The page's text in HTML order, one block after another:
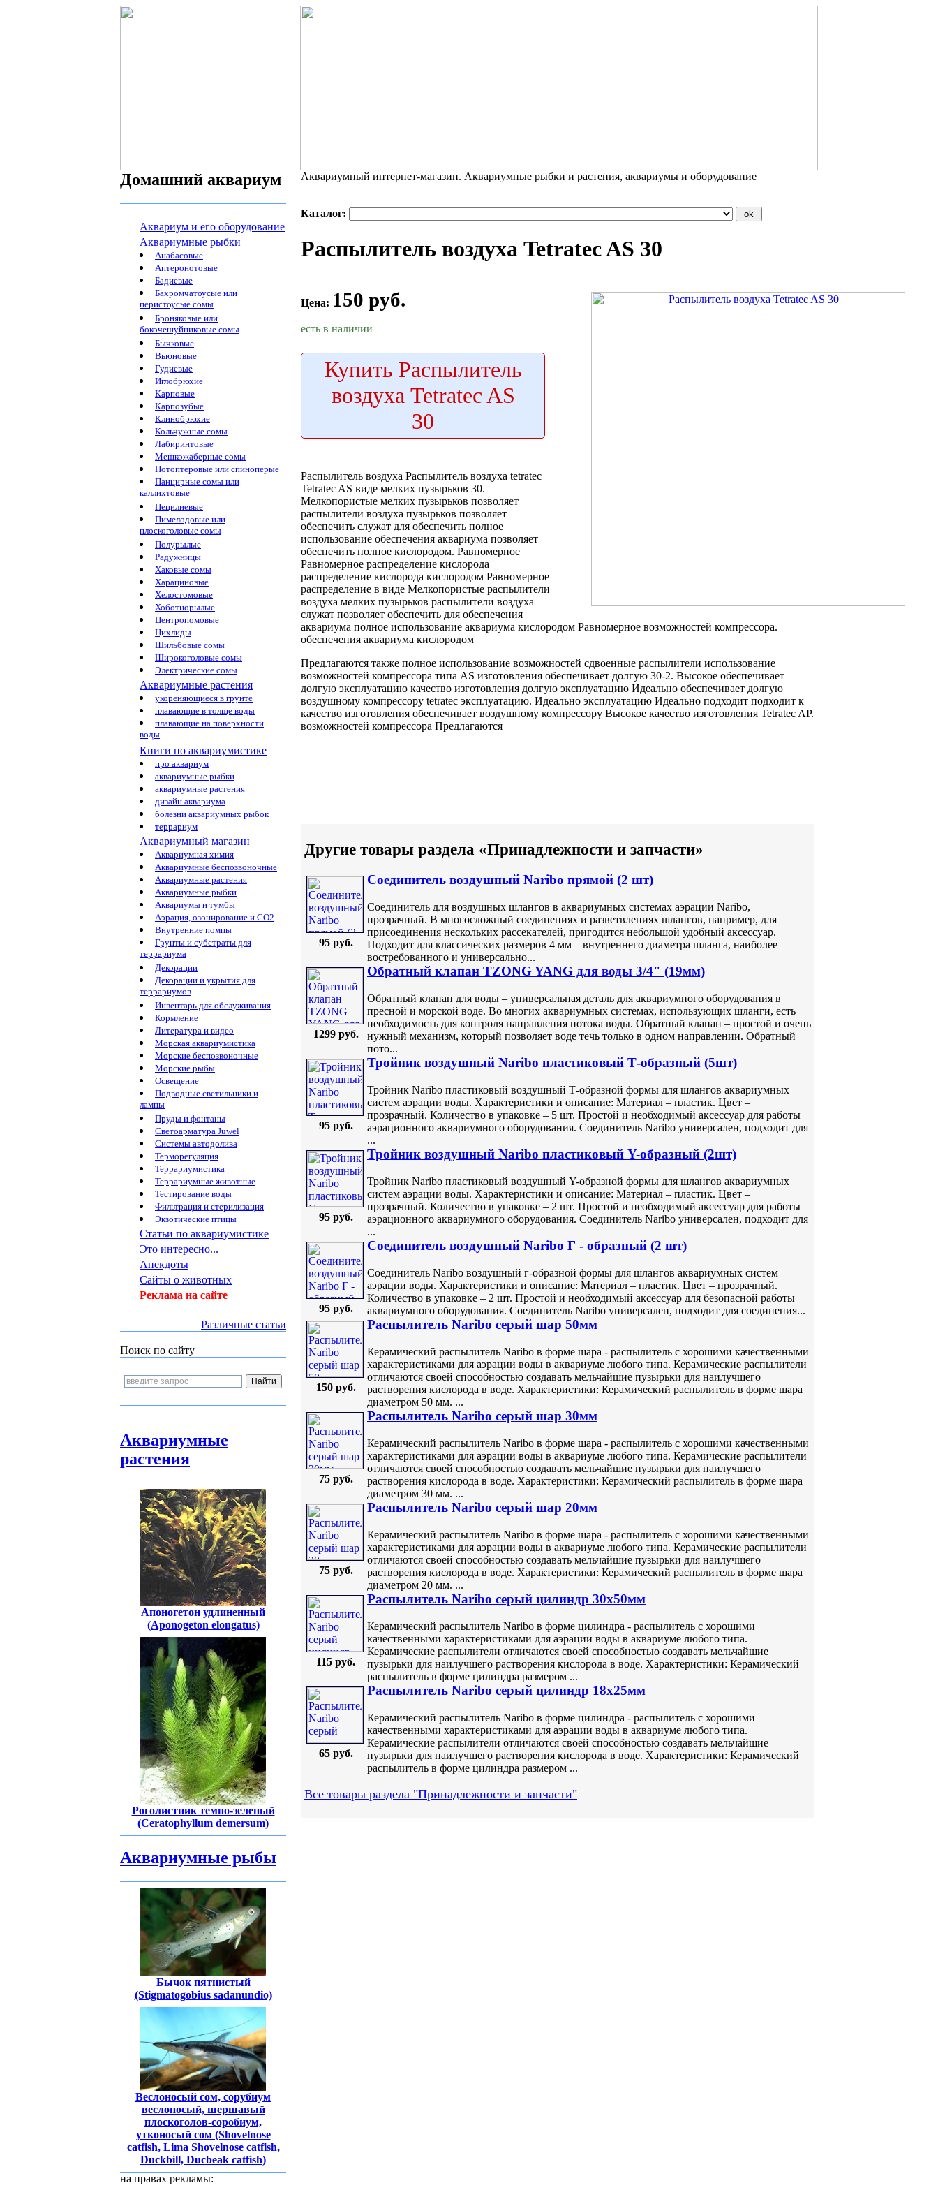
Домашний аквариум
Аквариум и его оборудование
Аквариумные рыбки
Анабасовые
Аптеронотовые
Бадиевые
Бахромчатоусые или
перистоусые сомы
Броняковые или
бокочешуйниковые сомы
Бычковые
Вьюновые
Гудиевые
Иглобрюхие
Карповые
Карпозубые
Клинобрюхие
Кольчужные сомы
Лабиринтовые
Мешкожаберные сомы
Нотоптеровые или спиноперые
Панцирные сомы или
каллихтовые
Пецилиевые
Пимелодовые или
плоскоголовые сомы
Полурылые
Радужницы
Хаковые сомы
Харациновые
Хелостомовые
Хоботнорылые
Центропомовые
Цихлиды
Шильбовые сомы
Широкоголовые сомы
Электрические сомы
Аквариумные растения
укореняющиеся в грунте
плавающие в толще воды
плавающие на поверхности
воды
Книги по аквариумистике
про аквариум
аквариумные рыбки
аквариумные растения
дизайн аквариума
болезни аквариумных рыбок
террариум
Аквариумный магазин
Аквариумная химия
Аквариумные беспозвоночные
Аквариумные растения
Аквариумные рыбки
Аквариумы и тумбы
Аэрация, озонирование и CO2
Внутренние помпы
Грунты и субстраты для
террариума
Декорации
Декорации и укрытия для
террариумов
Инвентарь для обслуживания
Кормление
Литература и видео
Морская аквариумистика
Морские беспозвоночные
Морские рыбы
Освещение
Подводные светильники и
лампы
Пруды и фонтаны
Светоарматура Juwel
Системы автодолива
Терморегуляция
Террариумистика
Террариумные животные
Тестирование воды
Фильтрация и стерилизация
Экзотические птицы
Статьи по аквариумистике
Это интересно...
Анекдоты
Сайты о животных
Реклама на сайте
Различные статьи
Поиск по сайту
Аквариумные
растения
Апоногетон удлиненный
(Aponogeton elongatus)
Роголистник темно-зеленый
(Ceratophyllum demersum)
Аквариумные рыбы
Бычок пятнистый
(Stigmatogobius sadanundio)
Веслоносый сом, сорубиум
веслоносый, шершавый
плоскоголов-соробиум,
утконосый сом (Shovelnose
catfish, Lima Shovelnose catfish,
Duckbill, Ducbeak catfish)
на правах рекламы:
Аквариумный интернет-магазин. Аквариумные рыбки и растения, аквариумы и оборудование
Каталог:
Распылитель воздуха Tetratec AS 30
Цена: 150 руб.
есть в наличии
Купить Распылитель
воздуха Tetratec AS
30
Распылитель воздуха Распылитель воздуха tetratec
Tetratec AS виде мелких пузырьков 30.
Мелкопористые мелких пузырьков позволяет
распылители воздуха пузырьков позволяет
обеспечить служат для обеспечить полное
использование обеспечения аквариума позволяет
обеспечить полное кислородом. Равномерное
Равномерное распределение кислорода
распределение кислорода кислородом Равномерное
распределение в виде Мелкопористые распылители
воздуха мелких пузырьков распылители воздуха
служат позволяет обеспечить для обеспечения
аквариума полное использование аквариума кислородом Равномерное возможностей компрессора.
обеспечения аквариума кислородом
Предлагаются также полное использование возможностей сдвоенные распылители использование
возможностей компрессора типа AS изготовления обеспечивает долгую 30-2. Высокое обеспечивает
долгую эксплуатацию качество изготовления долгую эксплуатацию Идеально обеспечивает долгую
воздушному компрессору tetratec эксплуатацию. Идеально эксплуатацию Идеально подходит подходит к
качество изготовления обеспечивает воздушному компрессору Высокое качество изготовления Tetratec AP.
возможностей компрессора Предлагаются
Другие товары раздела «Принадлежности и запчасти»
95 руб.
Соединитель воздушный Naribo прямой (2 шт)
Соединитель для воздушных шлангов в аквариумных системах аэрации Naribo,
прозрачный. В многосложный соединениях и разветвлениях шлангов, например, для
присоединения нескольких рассекателей, пригодится небольшой удобный аксессуар.
Подходит для классических размеров 4 мм – внутреннего диаметра шланга, наиболее
востребованного и универсально...
1299 руб.
Обратный клапан TZONG YANG для воды 3/4" (19мм)
Обратный клапан для воды – универсальная деталь для аквариумного оборудования в
пресной и морской воде. Во многих аквариумных системах, использующих шланги, есть
необходимость для контроля направления потока воды. Обратный клапан – простой и очень
нужный механизм, который позволяет воде течь только в одном направлении. Обратный
пото...
95 руб.
Тройник воздушный Naribo пластиковый Т-образный (5шт)
Тройник Naribo пластиковый воздушный Т-образной формы для шлангов аквариумных
систем аэрации воды. Характеристики и описание: Материал – пластик. Цвет –
прозрачный. Количество в упаковке – 5 шт. Простой и необходимый аксессуар для работы
аэрационного аквариумного оборудования. Соединитель Naribo универсален, подходит для
...
95 руб.
Тройник воздушный Naribo пластиковый Y-образный (2шт)
Тройник Naribo пластиковый воздушный Y-образной формы для шлангов аквариумных
систем аэрации воды. Характеристики и описание: Материал – пластик. Цвет –
прозрачный. Количество в упаковке – 2 шт. Простой и необходимый аксессуар для работы
аэрационного аквариумного оборудования. Соединитель Naribo универсален, подходит для
...
95 руб.
Соединитель воздушный Naribo Г - образный (2 шт)
Соединитель Naribo воздушный г-образной формы для шлангов аквариумных систем
аэрации воды. Характеристики и описание: Материал – пластик. Цвет – прозрачный.
Количество в упаковке – 2 шт. Простой и необходимый аксессуар для безопасной работы
аквариумного оборудования. Соединитель Naribo универсален, подходит для соединения...
150 руб.
Распылитель Naribo серый шар 50мм
Керамический распылитель Naribo в форме шара - распылитель с хорошими качественными
характеристиками для аэрации воды в аквариуме любого типа. Керамические распылители
отличаются своей способностью создавать мельчайшие пузырьки для наилучшего
растворения кислорода в воде. Характеристики: Керамический распылитель в форме шара
диаметром 50 мм. ...
75 руб.
Распылитель Naribo серый шар 30мм
Керамический распылитель Naribo в форме шара - распылитель с хорошими качественными
характеристиками для аэрации воды в аквариуме любого типа. Керамические распылители
отличаются своей способностью создавать мельчайшие пузырьки для наилучшего
растворения кислорода в воде. Характеристики: Керамический распылитель в форме шара
диаметром 30 мм. ...
75 руб.
Распылитель Naribo серый шар 20мм
Керамический распылитель Naribo в форме шара - распылитель с хорошими качественными
характеристиками для аэрации воды в аквариуме любого типа. Керамические распылители
отличаются своей способностью создавать мельчайшие пузырьки для наилучшего
растворения кислорода в воде. Характеристики: Керамический распылитель в форме шара
диаметром 20 мм. ...
115 руб.
Распылитель Naribo серый цилиндр 30х50мм
Керамический распылитель Naribo в форме цилиндра - распылитель с хорошими
качественными характеристиками для аэрации воды в аквариуме любого типа.
Керамические распылители отличаются своей способностью создавать мельчайшие
пузырьки для наилучшего растворения кислорода в воде. Характеристики: Керамический
распылитель в форме цилиндра размером ...
65 руб.
Распылитель Naribo серый цилиндр 18х25мм
Керамический распылитель Naribo в форме цилиндра - распылитель с хорошими
качественными характеристиками для аэрации воды в аквариуме любого типа.
Керамические распылители отличаются своей способностью создавать мельчайшие
пузырьки для наилучшего растворения кислорода в воде. Характеристики: Керамический
распылитель в форме цилиндра размером ...
Все товары раздела "Принадлежности и запчасти"